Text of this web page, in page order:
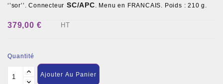
‘’sor’’. Connecteur SC/APC. Menu en FRANCAIS. Poids : 210 g.
379,00 € HT
Quantité
Ajouter Au Panier